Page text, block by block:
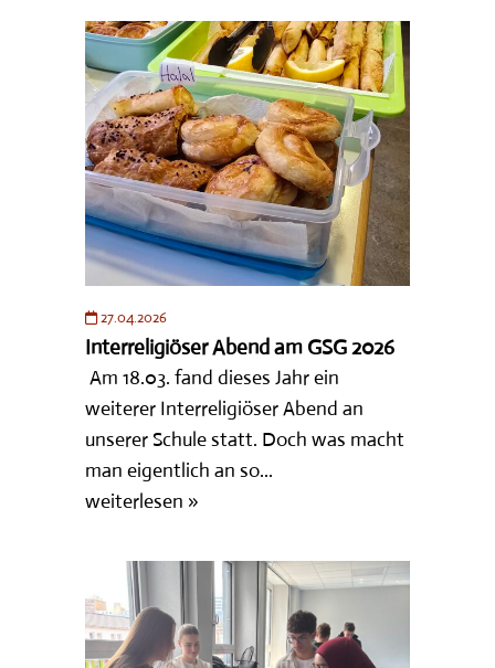
27.04.2026
Interreligiöser Abend am GSG 2026
Am 18.03. fand dieses Jahr ein
weiterer Interreligiöser Abend an
unserer Schule statt. Doch was macht
man eigentlich an so...
weiterlesen »